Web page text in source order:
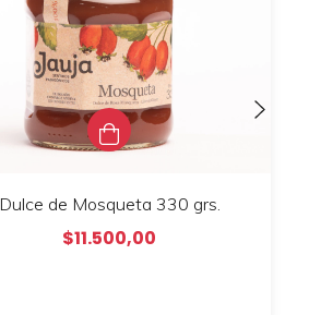
Dulce de Mosqueta 330 grs.
$11.500,00